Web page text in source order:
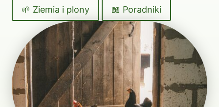
🌱 Ziemia i plony 📖 Poradniki